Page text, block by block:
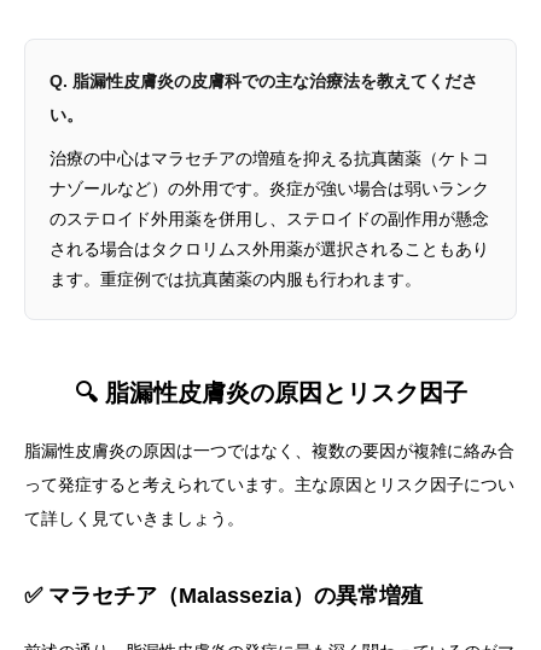
Q. 脂漏性皮膚炎の皮膚科での主な治療法を教えてくださ
い。
治療の中心はマラセチアの増殖を抑える抗真菌薬（ケトコ
ナゾールなど）の外用です。炎症が強い場合は弱いランク
のステロイド外用薬を併用し、ステロイドの副作用が懸念
される場合はタクロリムス外用薬が選択されることもあり
ます。重症例では抗真菌薬の内服も行われます。
🔍 脂漏性皮膚炎の原因とリスク因子
脂漏性皮膚炎の原因は一つではなく、複数の要因が複雑に絡み合
って発症すると考えられています。主な原因とリスク因子につい
て詳しく見ていきましょう。
✅ マラセチア（Malassezia）の異常増殖